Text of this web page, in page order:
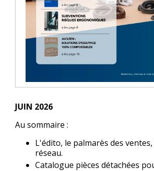
JUIN 2026
Au sommaire :
L'édito, le palmarès des
réseau.
Catalogue pièces détachées